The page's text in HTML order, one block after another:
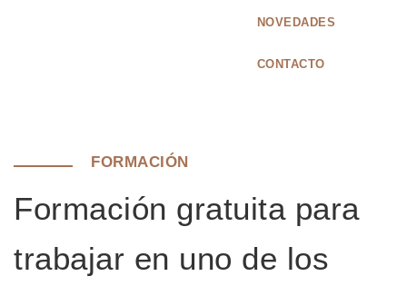
NOVEDADES
CONTACTO
FORMACIÓN
Formación gratuita para
trabajar en uno de los